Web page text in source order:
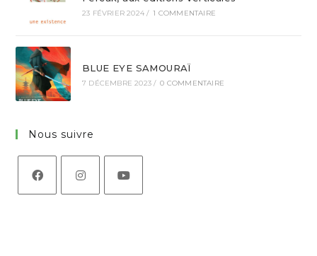
23 FÉVRIER 2024 / 1 COMMENTAIRE
BLUE EYE SAMOURAÏ
7 DÉCEMBRE 2023 / 0 COMMENTAIRE
Nous suivre